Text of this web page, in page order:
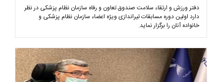
دفتر ورزش و ارتقاء سلامت صندوق تعاون و رفاه سازمان نظام پزشکی در نظر
دارد اولین دوره مسابقات تیراندازی ویژه اعضاء سازمان نظام پزشکی و
خانواده آنان را برگزار نماید.